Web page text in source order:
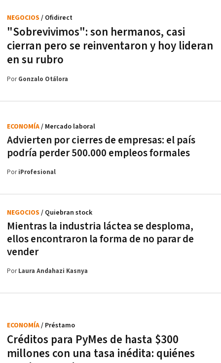
"Sobrevivimos": son hermanos, casi
cierran pero se reinventaron y hoy lideran
en su rubro
NEGOCIOS / Ofidirect
PorGonzalo Otálora
Advierten por cierres de empresas: el país
podría perder 500.000 empleos formales
ECONOMÍA/ Mercado laboral
PoriProfesional
Mientras la industria láctea se desploma,
ellos encontraron la forma de no parar de
vender
NEGOCIOS / Quiebran stock
PorLaura Andahazi Kasnya
Créditos para PyMes de hasta $300
millones con una tasa inédita: quiénes
ECONOMÍA/ Préstamo